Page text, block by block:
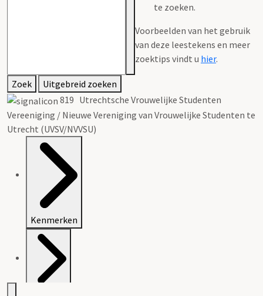
te zoeken.
Voorbeelden van het gebruik
van deze leestekens en meer
zoektips vindt u hier.
Zoek
Uitgebreid zoeken
819 Utrechtsche Vrouwelijke Studenten
Vereeniging / Nieuwe Vereniging van Vrouwelijke Studenten te
Utrecht (UVSV/NVVSU)
Kenmerken